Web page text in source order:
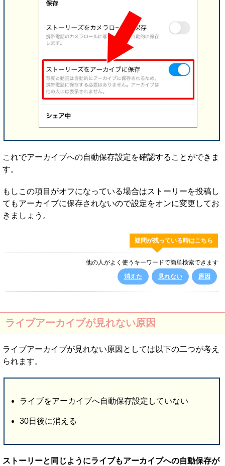
これでアーカイブへの自動保存設定を確認することができま
す。
もしこの項目がオフになっている場合はストーリーを投稿し
てもアーカイブに保存されないので設定をオンに変更してお
きましょう。
疑問が残っている時はこちら
他の人がよく使うキーワードで簡単検索できます
消えた
見れない 原因
ライブアーカイブが見れない原因
ライブアーカイブが見れない原因としては以下の二つが考え
られます。
ライブをアーカイブへ自動保存設定していない
30日後に消える
ストーリーと同じようにライブもアーカイブへの自動保存が